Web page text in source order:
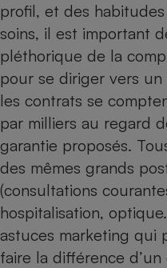
profil, et des
soins, il est important
pléthorique de la
pour se diriger vers
les contrats se
par milliers au regard
garantie proposés.
des mêmes grands
(consultations
hospitalisation,
astuces marketing qui
faire la différence d’un